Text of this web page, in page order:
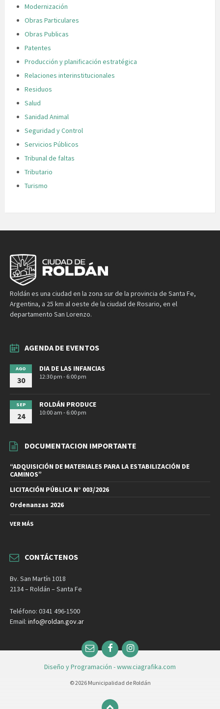
Modernización
Obras Particulares
Obras Publicas
Patentes
Producción y planificación estratégica
Relaciones interinstitucionales
Residuos
Salud
Sanidad Animal
Seguridad y Control
Servicios Públicos
Tribunal de faltas
Tributario
Turismo
Roldán es una ciudad en la zona sur de la provincia de Santa Fe,
Argentina, a 25 km al oeste de la ciudad de Rosario, en el
departamento San Lorenzo.
AGENDA DE EVENTOS
AGO
30
DIA DE LAS INFANCIAS
12:30 pm - 6:00 pm
SEP
24
ROLDÁN PRODUCE
10:00 am - 6:00 pm
DOCUMENTACION IMPORTANTE
“ADQUISICIÓN DE MATERIALES PARA LA ESTABILIZACIÓN DE
CAMINOS”
LICITACIÓN PÚBLICA N° 003/2026
Ordenanzas 2026
VER MÁS
CONTÁCTENOS
Bv. San Martín 1018
2134 – Roldán – Santa Fe
Teléfono: 0341 496-1500
Email: info@roldan.gov.ar
EmailFacebookInstagram
Diseño y Programación - www.ciagrafika.com
© 2026 Municipalidad de Roldán